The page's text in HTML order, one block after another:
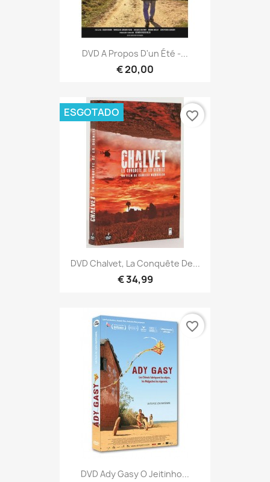
DVD A Propos D'un Été -...
€ 20,00
DVD Chalvet, La Conquête De...
€ 34,99
ESGOTADO favorite_border
DVD Ady Gasy O Jeitinho...
favorite_border